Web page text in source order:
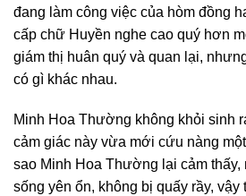
đang làm công việc của hòm đồng
cấp chữ Huyền nghe cao quý hơn
giám thị huân quý và quan lại,
có gì khác nhau.
Minh Hoa Thường không khỏi sinh
cảm giác này vừa mới cứu nàng
sao Minh Hoa Thường lại cảm thấy,
sống yên ổn, không bị quấy rầy, vậy